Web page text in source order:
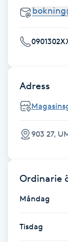
Face framing
Faceliftmassage
Fet hårbotten
Fettreducering
Fillers
Fotmassage
Fotsvamp
Adress
903 27,
Ordinarie
Måndag
Tisdag